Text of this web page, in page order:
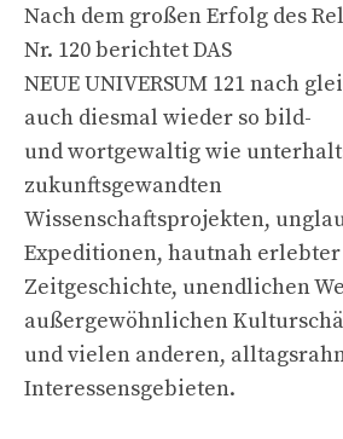
Nach dem großen Erfolg des
Nr. 120 berichtet DAS
NEUE UNIVERSUM 121 nach
auch diesmal wieder so bild-
und wortgewaltig wie
zukunftsgewandten
Wissenschaftsprojekten,
Expeditionen, hautnah erlebter
Zeitgeschichte, unendlichen
außergewöhnlichen
und vielen anderen,
Interessensgebieten.